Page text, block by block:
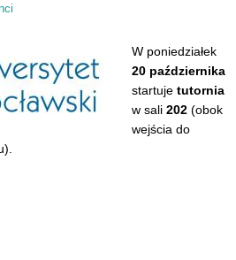
W poniedziałek
20 października
startuje tutornia
w sali 202 (obok
wejścia do